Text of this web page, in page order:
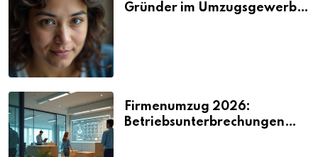
Gründer im Umzugsgewerbe
Firmenumzug 2026:
Betriebsunterbrechungen